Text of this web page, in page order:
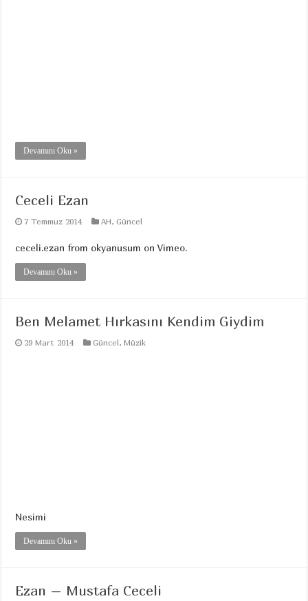
Devamını Oku »
Ceceli Ezan
7 Temmuz 2014 AH,Güncel
ceceli.ezan from okyanusum on Vimeo.
Devamını Oku »
Ben Melamet Hırkasını Kendim Giydim
29 Mart 2014 Güncel,Müzik
Nesimi
Devamını Oku »
Ezan – Mustafa Ceceli